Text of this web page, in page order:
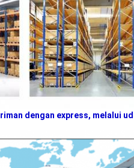
dengan express, melalui